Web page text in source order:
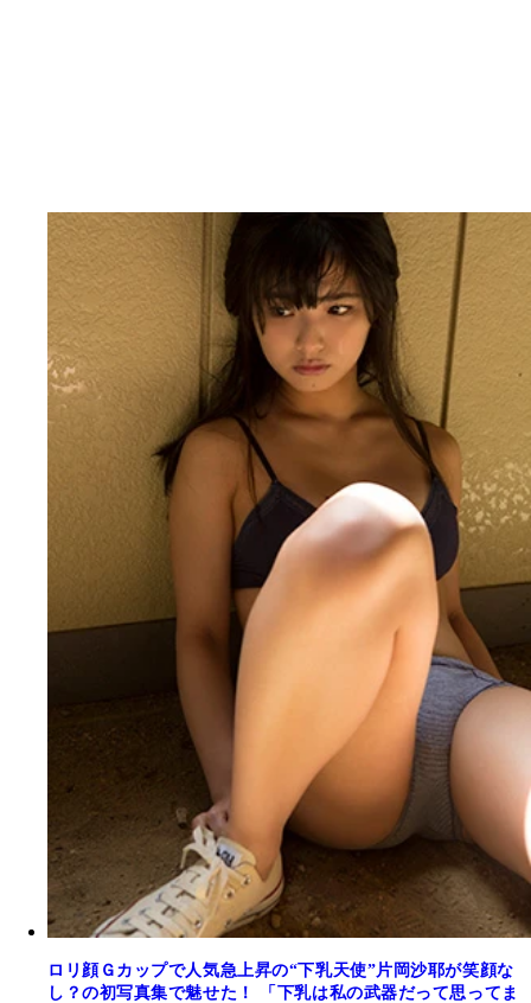
ロリ顔Ｇカップで人気急上昇の“下乳天使”片岡沙耶が笑顔な
し？の初写真集で魅せた！ 「下乳は私の武器だって思ってま